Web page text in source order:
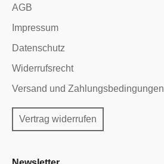
AGB
Impressum
Datenschutz
Widerrufsrecht
Versand und Zahlungsbedingungen
Vertrag widerrufen